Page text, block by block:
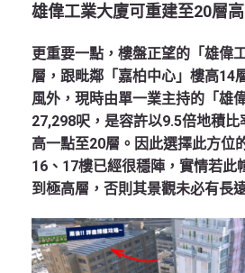
雄偉工業大廈可重建至20層高
更重要一點，樓盤正望的「雄偉
層，跟毗鄰「嘉柏中心」樓高14
風外，現時由單一業主持的「雄
27,298呎，是容許以9.5倍地積
高一點至20層。因此選擇此方位
16、17樓已經很穩陣，實情若此
到極高層，否則其景觀未必有長